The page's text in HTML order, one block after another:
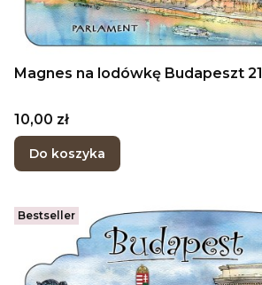
Magnes na lodówkę Budapeszt 21
Cena
10,00 zł
Do koszyka
Bestseller